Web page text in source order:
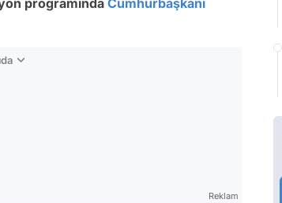
programında Cumhurbaşkanı
Reklam